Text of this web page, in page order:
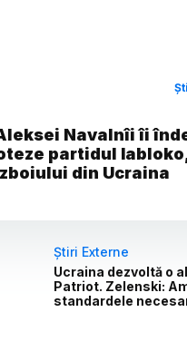
Navalnîi îi
partidul
din Ucraina
Știri Externe
Ucraina dezvoltă o
Patriot. Zelenski:
standardele